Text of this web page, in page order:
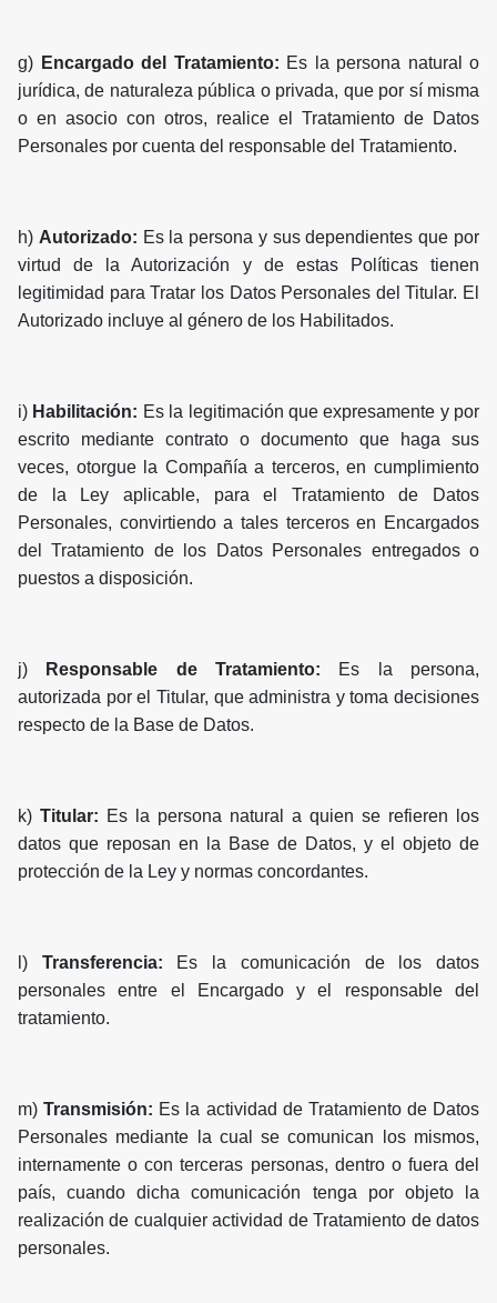
g) Encargado del Tratamiento: Es la persona natural o
jurídica, de naturaleza pública o privada, que por sí misma
o en asocio con otros, realice el Tratamiento de Datos
Personales por cuenta del responsable del Tratamiento.
h) Autorizado: Es la persona y sus dependientes que por
virtud de la Autorización y de estas Políticas tienen
legitimidad para Tratar los Datos Personales del Titular. El
Autorizado incluye al género de los Habilitados.
i) Habilitación: Es la legitimación que expresamente y por
escrito mediante contrato o documento que haga sus
veces, otorgue la Compañía a terceros, en cumplimiento
de la Ley aplicable, para el Tratamiento de Datos
Personales, convirtiendo a tales terceros en Encargados
del Tratamiento de los Datos Personales entregados o
puestos a disposición.
j) Responsable de Tratamiento: Es la persona,
autorizada por el Titular, que administra y toma decisiones
respecto de la Base de Datos.
k) Titular: Es la persona natural a quien se refieren los
datos que reposan en la Base de Datos, y el objeto de
protección de la Ley y normas concordantes.
l) Transferencia: Es la comunicación de los datos
personales entre el Encargado y el responsable del
tratamiento.
m)Transmisión: Es la actividad de Tratamiento de Datos
Personales mediante la cual se comunican los mismos,
internamente o con terceras personas, dentro o fuera del
país, cuando dicha comunicación tenga por objeto la
realización de cualquier actividad de Tratamiento de datos
personales.